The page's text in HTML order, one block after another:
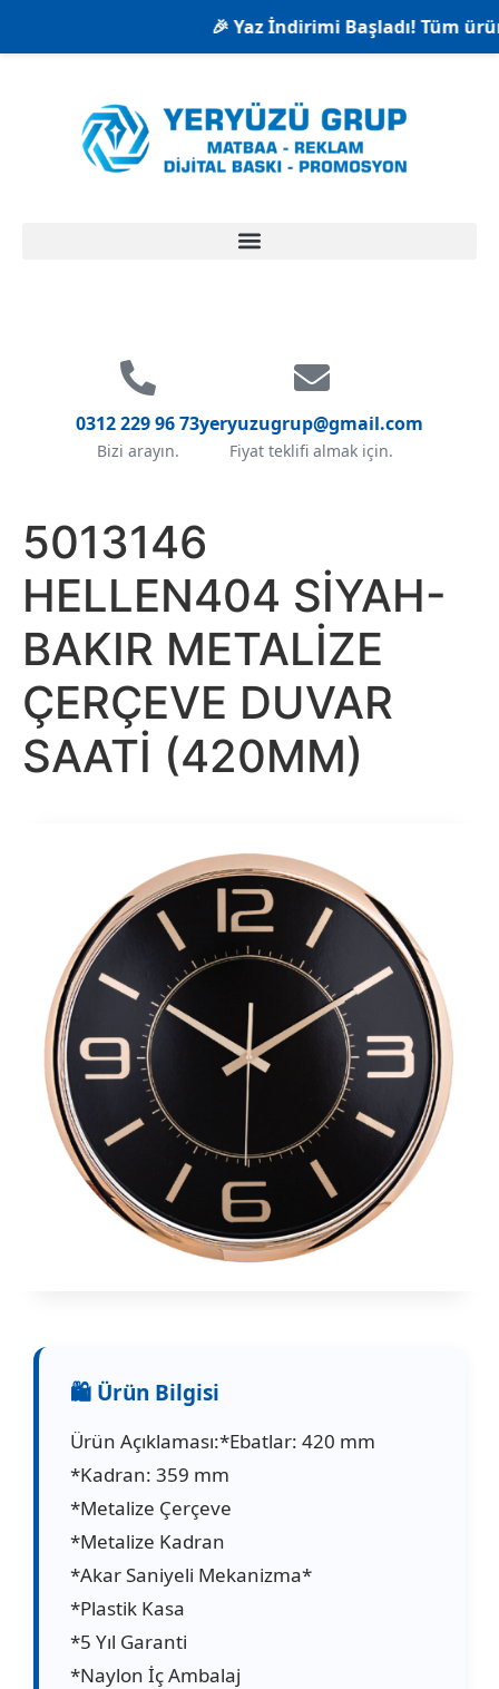
🎉 Yaz İndirimi Başladı! Tüm
0312 229 96 73
Bizi arayın.
yeryuzugrup@gmail.com
Fiyat teklifi almak için.
5013146
HELLEN404 SİYAH-
BAKIR METALİZE
ÇERÇEVE DUVAR
SAATİ (420MM)
Ürün Açıklaması:*Ebatlar: 420 mm
*Kadran: 359 mm
*Metalize Çerçeve
*Metalize Kadran
*Akar Saniyeli Mekanizma*
*Plastik Kasa
*5 Yıl Garanti
*Naylon İç Ambalaj